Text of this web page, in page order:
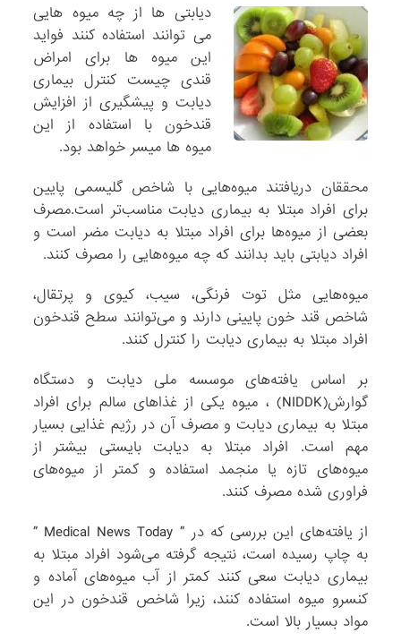
دیابتی ها از چه میوه هایی
می توانند استفاده کنند فواید
این میوه ها برای امراض
قندی چیست کنترل بیماری
دیابت و پیشگیری از افزایش
قندخون با استفاده از این
میوه ها میسر خواهد بود.
محققان دریافتند میوه‌هایی با شاخص گلیسمی پایین
برای افراد مبتلا به بیماری دیابت مناسب‌تر است.مصرف
بعضی از میوه‌ها برای افراد مبتلا به دیابت مضر است و
افراد دیابتی باید بدانند که چه میوه‌هایی را مصرف کنند.
میوه‌هایی مثل توت فرنگی، سیب، کیوی و پرتقال،
شاخص قند خون پایینی دارند و می‌توانند سطح قندخون
افراد مبتلا به بیماری دیابت را کنترل کنند.
بر اساس یافته‌های موسسه ملی دیابت و دستگاه
گوارش(NIDDK) ، میوه یکی از غذاهای سالم برای افراد
مبتلا به بیماری دیابت و مصرف آن در رژیم غذایی بسیار
مهم است. افراد مبتلا به دیابت بایستی بیشتر از
میوه‌های تازه یا منجمد استفاده و کمتر از میوه‌های
فراوری شده مصرف کنند.
از یافته‌های این بررسی که در ” Medical News Today ”
به چاپ رسیده است، نتیجه گرفته می‌شود افراد مبتلا به
بیماری دیابت سعی کنند کمتر از آب میوه‌های آماده و
کنسرو میوه استفاده کنند، زیرا شاخص قندخون در این
مواد بسیار بالا است.